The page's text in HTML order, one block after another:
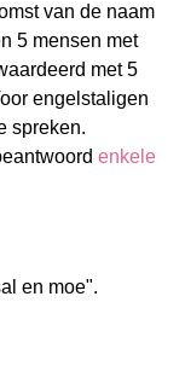
van de naam
5 mensen met
met 5
engelstaligen
spreken.
enkele
en moe".